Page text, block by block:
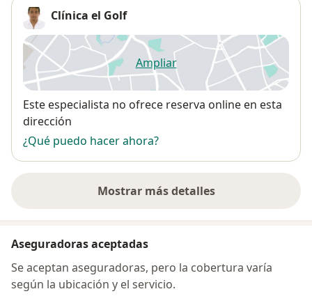
Clínica el Golf
Ampliarse abre en una nueva
Disponibilidad
Este especialista no ofrece reserva online en esta
dirección
¿Qué puedo hacer ahora?
Mostrar más detalles
sobre la dirección
Aseguradoras aceptadas
Se aceptan aseguradoras, pero la cobertura varía
según la ubicación y el servicio.